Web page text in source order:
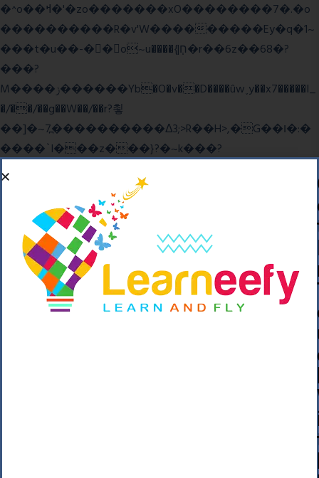
�^o��ߞ�'�zo�������xO��������7�.�o
����������R�v'W���������Ey�q�1~
���t�u��-�� o~u����{|ח֧�r��6z��68�?
���?
M����ݫ������Yb�O�v��D����ûw˯y��x7�����I_
�/��/��g��W��/��r?쵷
��]�~7߽����������Δ3;>R��H>,�G��ו�:�
���� `I���z���}?�~k���?
��o��C���ǡ���,����*�3��#eۧ_>\��z
�K{DQg�Ϯ��]u��3o�V~�/��@��??
����Y�]�s�n���s
����p��|
��^��������$��ٽ�P���~��4���Snn^
$ ����Ogy/|>ڿ|�I��'A�n��1�$�}
=c"'��K���X�:��?j�ԫ��-